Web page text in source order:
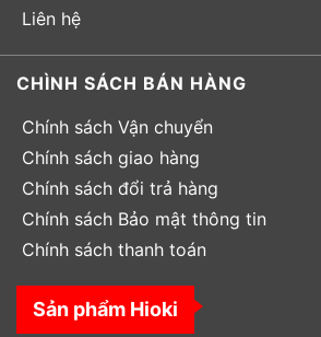
Liên hệ
CHÌNH SÁCH BÁN HÀNG
Chính sách Vận chuyển
Chính sách giao hàng
Chính sách đổi trả hàng
Chính sách Bảo mật thông tin
Chính sách thanh toán
Sản phẩm Hioki